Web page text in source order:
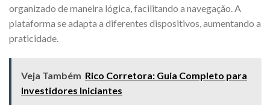
organizado de maneira lógica, facilitando a navegação. A
plataforma se adapta a diferentes dispositivos, aumentando a
praticidade.
Veja Também Rico Corretora: Guia Completo para
Investidores Iniciantes